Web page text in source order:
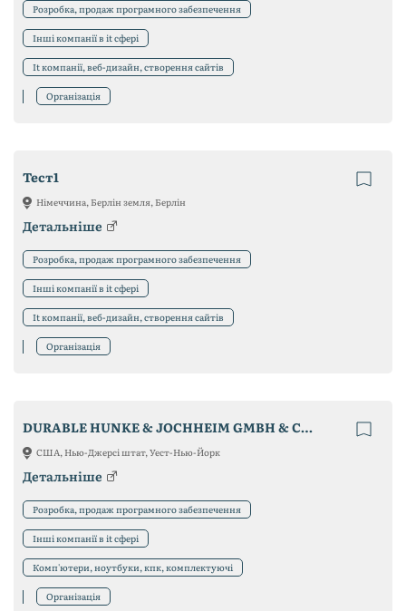
Розробка, продаж програмного забезпечення
Інші компанії в it сфері
It компанії, веб-дизайн, створення сайтів
Організація
Тест1
Німеччина, Берлін земля, Берлін
Детальніше
Розробка, продаж програмного забезпечення
Інші компанії в it сфері
It компанії, веб-дизайн, створення сайтів
Організація
DURABLE HUNKE & JOCHHEIM GMBH & CO. KG
США, Нью-Джерсі штат, Уест-Нью-Йорк
Детальніше
Розробка, продаж програмного забезпечення
Інші компанії в it сфері
Комп'ютери, ноутбуки, кпк, комплектуючі
Організація